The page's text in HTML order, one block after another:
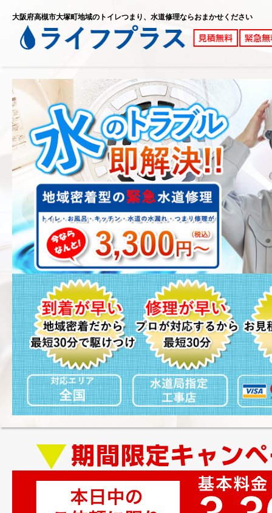
大阪府高槻市大塚町地域のトイレつまり、水道修理ならおまかせください